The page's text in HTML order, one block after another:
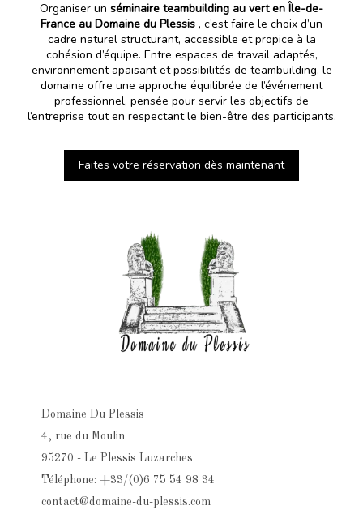
Organiser un séminaire teambuilding au vert en Île-de-
France au Domaine du Plessis , c’est faire le choix d’un
cadre naturel structurant, accessible et propice à la
cohésion d’équipe. Entre espaces de travail adaptés,
environnement apaisant et possibilités de teambuilding, le
domaine offre une approche équilibrée de l’événement
professionnel, pensée pour servir les objectifs de
l’entreprise tout en respectant le bien-être des participants.
Faites votre réservation dès maintenant
Domaine Du Plessis
4, rue du Moulin
95270 - Le Plessis Luzarches
Téléphone: +33/(0)6 75 54 98 34
contact@domaine-du-plessis.com